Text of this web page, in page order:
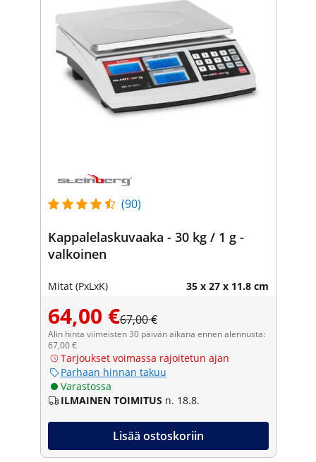
(90)
Kappalelaskuvaaka - 30 kg / 1 g -
valkoinen
Mitat (PxLxK) 35 x 27 x 11.8 cm
64,00 €67,00 €
Alin hinta viimeisten 30 päivän aikana ennen alennusta:
67,00 €
Tarjoukset voimassa rajoitetun ajan
Parhaan hinnan takuu
Varastossa
ILMAINEN TOIMITUS n. 18.8.
Lisää ostoskoriin